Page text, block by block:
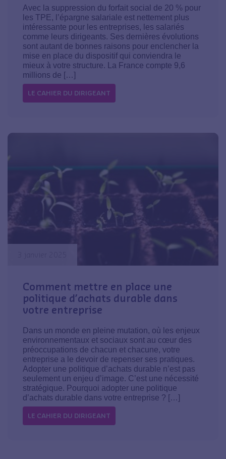
Avec la suppression du forfait social de 20 % pour
les TPE, l’épargne salariale est nettement plus
intéressante pour les entreprises, les salariés
comme leurs dirigeants. Ses dernières évolutions
sont autant de bonnes raisons pour enclencher la
mise en place du dispositif qui conviendra le
mieux à votre structure. La France compte 9,6
millions de […]
LE CAHIER DU DIRIGEANT
Comment mettre en place une
politique d’achats durable dans
votre entreprise
Dans un monde en pleine mutation, où les enjeux
environnementaux et sociaux sont au cœur des
préoccupations de chacun et chacune, votre
entreprise a le devoir de repenser ses pratiques.
Adopter une politique d’achats durable n’est pas
seulement un enjeu d’image. C’est une nécessité
stratégique. Pourquoi adopter une politique
d’achats durable dans votre entreprise ? […]
LE CAHIER DU DIRIGEANT